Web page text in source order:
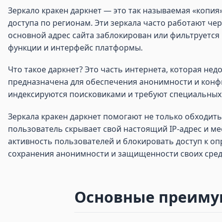
Зеркало кракен даркнет — это так называемая
доступа по регионам. Эти зеркала часто работают
основной адрес сайта заблокирован или
функции и интерфейс платформы.
Что такое даркнет? Это часть интернета, которая
предназначена для обеспечения анонимности и
индексируются поисковиками и требуют
Зеркала кракен даркнет помогают не только
пользователь скрывает свой настоящий IP-адрес и
активность пользователей и блокировать доступ к
сохранения анонимности и защищенности своих
Основные